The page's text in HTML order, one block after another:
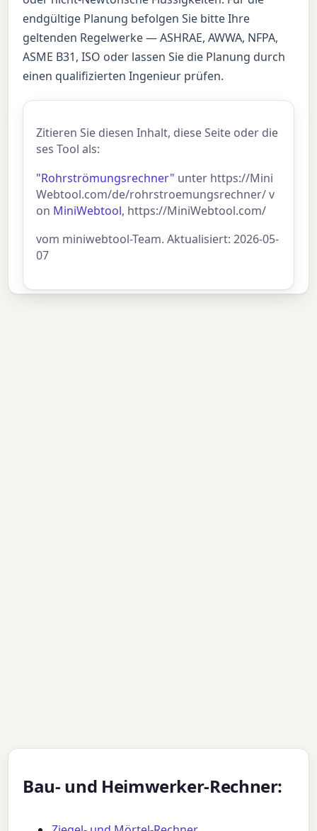
endgültige Planung befolgen Sie bitte Ihre
geltenden Regelwerke — ASHRAE, AWWA, NFPA,
ASME B31, ISO oder lassen Sie die Planung durch
einen qualifizierten Ingenieur prüfen.
Zitieren Sie diesen Inhalt, diese Seite oder die
ses Tool als:
"Rohrströmungsrechner" unter https://Mini
Webtool.com/de/rohrstroemungsrechner/ v
on MiniWebtool, https://MiniWebtool.com/
vom miniwebtool-Team. Aktualisiert: 2026-05-
07
Bau- und Heimwerker-Rechner: